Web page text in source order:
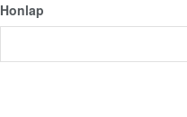
Honlap